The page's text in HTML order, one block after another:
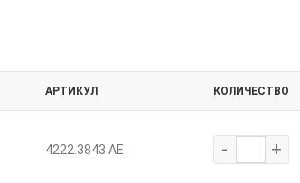
АРТИКУЛ КОЛИЧЕСТВО
4222.3843 АЕ - +